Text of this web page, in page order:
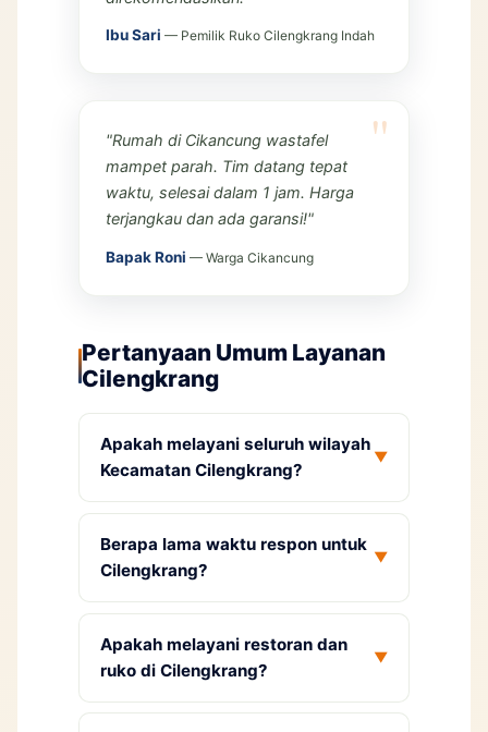
Ibu Sari — Pemilik Ruko Cilengkrang Indah
"Rumah di Cikancung wastafel
mampet parah. Tim datang tepat
waktu, selesai dalam 1 jam. Harga
terjangkau dan ada garansi!"
Bapak Roni — Warga Cikancung
Pertanyaan Umum Layanan
Cilengkrang
Apakah melayani seluruh wilayah
Kecamatan Cilengkrang?
▼
Berapa lama waktu respon untuk
Cilengkrang?
▼
Apakah melayani restoran dan
ruko di Cilengkrang?
▼